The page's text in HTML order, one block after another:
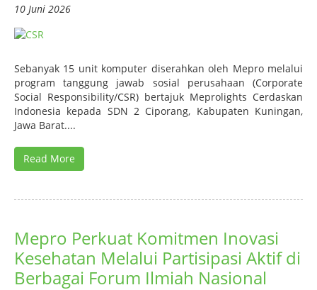
10 Juni 2026
Sebanyak 15 unit komputer diserahkan oleh Mepro melalui
program tanggung jawab sosial perusahaan (Corporate
Social Responsibility/CSR) bertajuk Meprolights Cerdaskan
Indonesia kepada SDN 2 Ciporang, Kabupaten Kuningan,
Jawa Barat....
Read More
Mepro Perkuat Komitmen Inovasi
Kesehatan Melalui Partisipasi Aktif di
Berbagai Forum Ilmiah Nasional